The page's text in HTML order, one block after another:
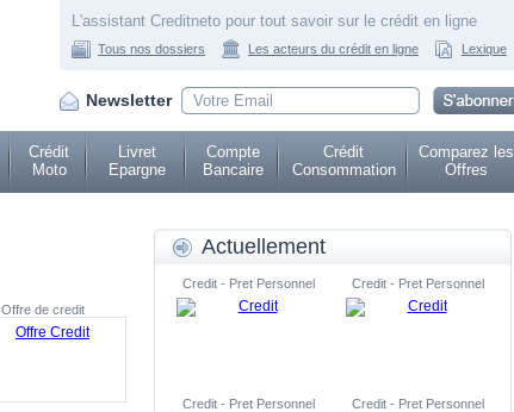
L'assistant Creditneto pour tout savoir sur le crédit en ligne
Tous nos dossiers Les acteurs du crédit en ligne Lexique
Newsletter
Crédit
Moto
Livret
Epargne
Compte
Bancaire
Crédit
Consommation
Comparez les
Offres
Offre de credit
Actuellement
Credit - Pret Personnel Credit - Pret Personnel
Credit - Pret Personnel Credit - Pret Personnel